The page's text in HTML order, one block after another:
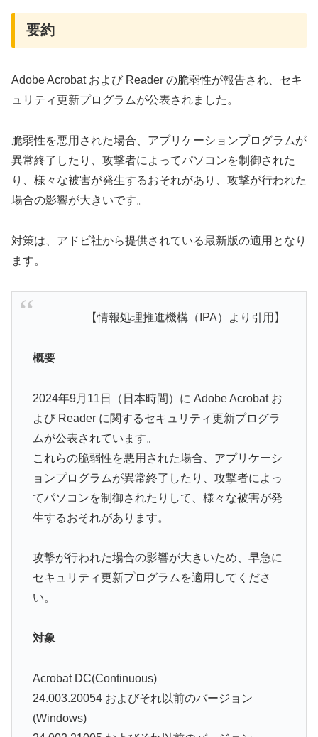
要約
Adobe Acrobat および Reader の脆弱性が報告され、セキ
ュリティ更新プログラムが公表されました。
脆弱性を悪用された場合、アプリケーションプログラムが
異常終了したり、攻撃者によってパソコンを制御された
り、様々な被害が発生するおそれがあり、攻撃が行われた
場合の影響が大きいです。
対策は、アドビ社から提供されている最新版の適用となり
ます。
【情報処理推進機構（IPA）より引用】
概要
2024年9月11日（日本時間）に Adobe Acrobat お
よび Reader に関するセキュリティ更新プログラ
ムが公表されています。
これらの脆弱性を悪用された場合、アプリケーシ
ョンプログラムが異常終了したり、攻撃者によっ
てパソコンを制御されたりして、様々な被害が発
生するおそれがあります。
攻撃が行われた場合の影響が大きいため、早急に
セキュリティ更新プログラムを適用してくださ
い。
対象
Acrobat DC(Continuous)
24.003.20054 およびそれ以前のバージョン
(Windows)